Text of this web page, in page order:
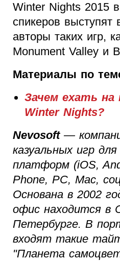
Winter Nights 2015
спикеров выступят
авторы таких игр,
Monument Valley и
Материалы по
Зачем ехать на
Winter Nights?
Nevosoft —
казуальных игр
платформ (iOS,
Phone, PC, Mac,
Основана в 2002
офис находится в
Петербурге. В
входят такие
"Планета